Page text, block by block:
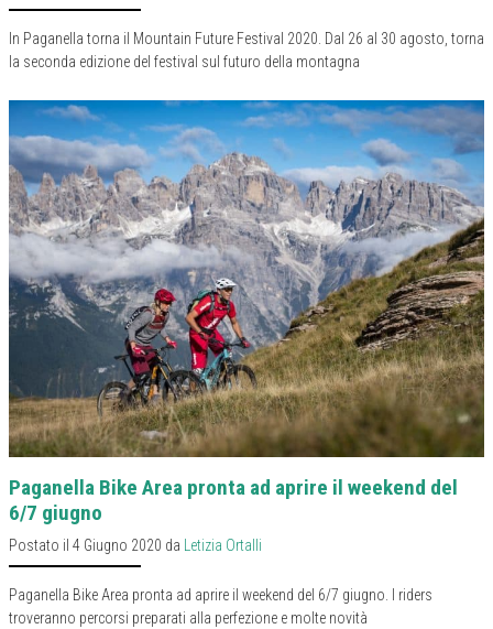
In Paganella torna il Mountain Future Festival 2020. Dal 26 al 30 agosto, torna
la seconda edizione del festival sul futuro della montagna
Paganella Bike Area pronta ad aprire il weekend del
6/7 giugno
Postato il 4 Giugno 2020 da Letizia Ortalli
Paganella Bike Area pronta ad aprire il weekend del 6/7 giugno. I riders
troveranno percorsi preparati alla perfezione e molte novità